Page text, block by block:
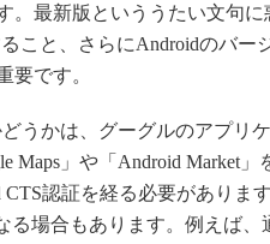
。最新版といううたい文句
こと、さらにAndroidのバー
要です。
うかは、グーグルのアプリ
Maps」や「Android Market
認証を経る必要がありま
る場合もあります。例えば